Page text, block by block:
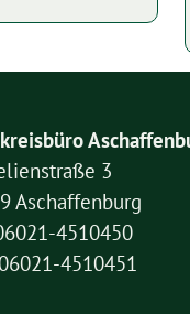
3
Aschaffenburg
4510450
4510451